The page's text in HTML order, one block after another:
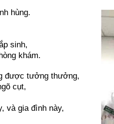
hùng.
sinh,
khám.
được tưởng thưởng,
cụt,
và gia đình này,